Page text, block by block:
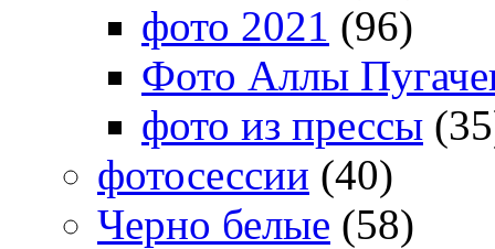
фото 2021 (96)
Фото Аллы
фото из прессы
фотосессии (40)
Черно белые (58)